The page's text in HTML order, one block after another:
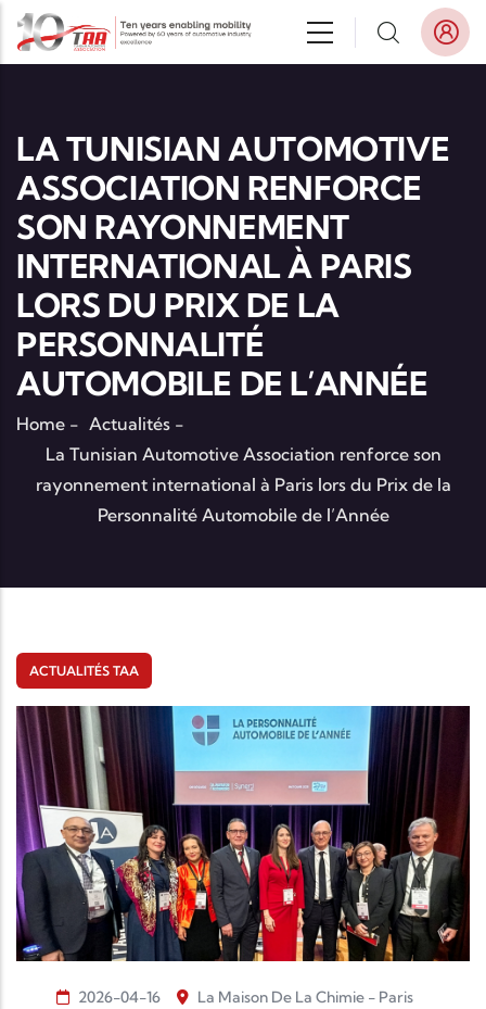
Aller au contenu principal
LA TUNISIAN AUTOMOTIVE
ASSOCIATION RENFORCE
SON RAYONNEMENT
INTERNATIONAL À PARIS
LORS DU PRIX DE LA
PERSONNALITÉ
AUTOMOBILE DE L’ANNÉE
Home - Actualités -
La Tunisian Automotive Association renforce son
rayonnement international à Paris lors du Prix de la
Personnalité Automobile de l’Année
ACTUALITÉS TAA
2026-04-16 La Maison De La Chimie - Paris